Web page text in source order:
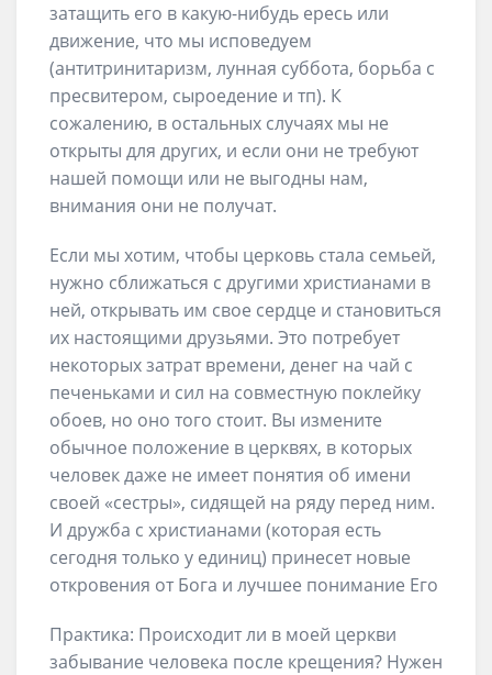
затащить его в какую-нибудь ересь или
движение, что мы исповедуем
(антитринитаризм, лунная суббота, борьба с
пресвитером, сыроедение и тп). К
сожалению, в остальных случаях мы не
открыты для других, и если они не требуют
нашей помощи или не выгодны нам,
внимания они не получат.
Если мы хотим, чтобы церковь стала семьей,
нужно сближаться с другими христианами в
ней, открывать им свое сердце и становиться
их настоящими друзьями. Это потребует
некоторых затрат времени, денег на чай с
печеньками и сил на совместную поклейку
обоев, но оно того стоит. Вы измените
обычное положение в церквях, в которых
человек даже не имеет понятия об имени
своей «сестры», сидящей на ряду перед ним.
И дружба с христианами (которая есть
сегодня только у единиц) принесет новые
откровения от Бога и лучшее понимание Его
Практика: Происходит ли в моей церкви
забывание человека после крещения? Нужен